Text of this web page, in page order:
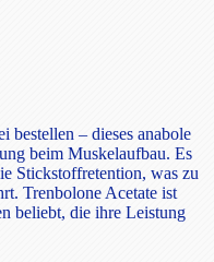
bestellen – dieses anabole
beim Muskelaufbau. Es
Stickstoffretention, was zu
Trenbolone Acetate ist
beliebt, die ihre Leistung